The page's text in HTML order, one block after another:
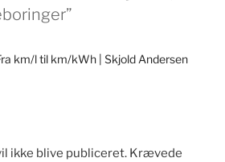
km/l til km/kWh | Skjold Andersen
ikke blive publiceret. Krævede